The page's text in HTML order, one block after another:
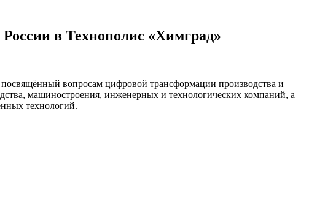
в Технополис «Химград»
вопросам цифровой трансформации производства и
машиностроения, инженерных и технологических компаний, а
технологий.